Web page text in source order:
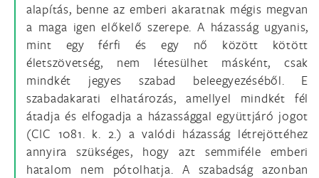
alapítás, benne az emberi akaratnak mégis megvan
a maga igen előkelő szerepe. A házasság ugyanis,
mint egy férfi és egy nő között kötött
életszövetség, nem létesülhet másként, csak
mindkét jegyes szabad beleegyezéséből. E
szabadakarati elhatározás, amellyel mindkét fél
átadja és elfogadja a házassággal együttjáró jogot
(CIC 1081. k. 2.) a valódi házasság létrejöttéhez
annyira szükséges, hogy azt semmiféle emberi
hatalom nem pótolhatja. A szabadság azonban